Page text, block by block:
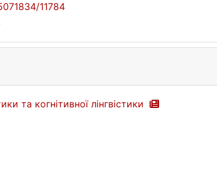
11784
та когнітивної лінгвістики